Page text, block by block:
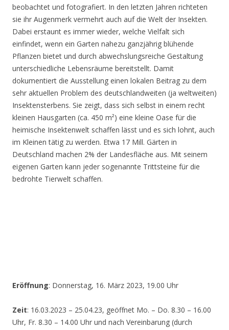
beobachtet und fotografiert. In den letzten Jahren richteten
sie ihr Augenmerk vermehrt auch auf die Welt der Insekten.
Dabei erstaunt es immer wieder, welche Vielfalt sich
einfindet, wenn ein Garten nahezu ganzjährig blühende
Pflanzen bietet und durch abwechslungsreiche Gestaltung
unterschiedliche Lebensräume bereitstellt. Damit
dokumentiert die Ausstellung einen lokalen Beitrag zu dem
sehr aktuellen Problem des deutschlandweiten (ja weltweiten)
Insektensterbens. Sie zeigt, dass sich selbst in einem recht
kleinen Hausgarten (ca. 450 m²) eine kleine Oase für die
heimische Insektenwelt schaffen lässt und es sich lohnt, auch
im Kleinen tätig zu werden. Etwa 17 Mill. Gärten in
Deutschland machen 2% der Landesfläche aus. Mit seinem
eigenen Garten kann jeder sogenannte Trittsteine für die
bedrohte Tierwelt schaffen.
Eröffnung: Donnerstag, 16. März 2023, 19.00 Uhr
Zeit: 16.03.2023 – 25.04.23, geöffnet Mo. – Do. 8.30 – 16.00
Uhr, Fr. 8.30 – 14.00 Uhr und nach Vereinbarung (durch